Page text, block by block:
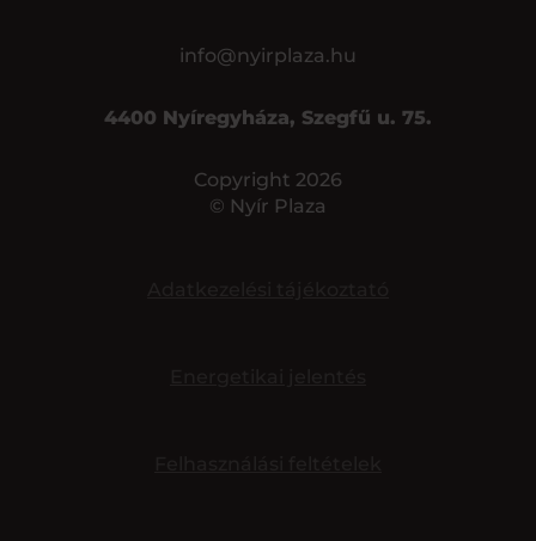
info@nyirplaza.hu
4400 Nyíregyháza, Szegfű u. 75.
Copyright 2026
© Nyír Plaza